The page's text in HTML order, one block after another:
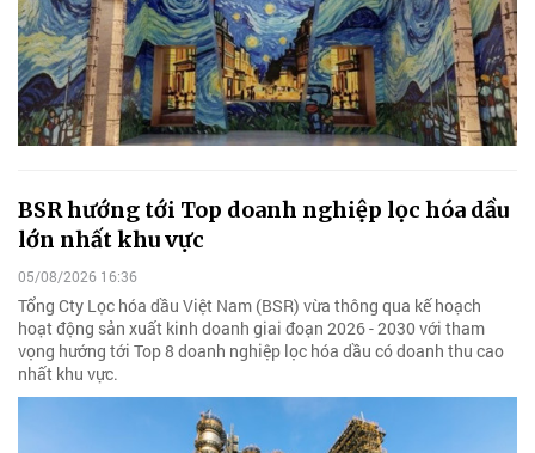
BSR hướng tới Top doanh nghiệp lọc hóa dầu
lớn nhất khu vực
05/08/2026 16:36
Tổng Cty Lọc hóa dầu Việt Nam (BSR) vừa thông qua kế hoạch
hoạt động sản xuất kinh doanh giai đoạn 2026 - 2030 với tham
vọng hướng tới Top 8 doanh nghiệp lọc hóa dầu có doanh thu cao
nhất khu vực.